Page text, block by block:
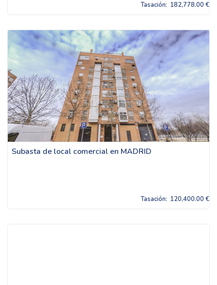
Tasación: 182,778.00 €
Subasta de local comercial en MADRID
Tasación: 120,400.00 €